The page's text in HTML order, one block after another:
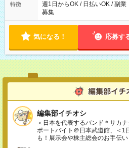
特徴
週1日からOK / 日払いOK / 副
募集
気になる！ 応募す
編集部イチオシ
＜日本を代表するバンド＊サカ
ポートバイト＠日本武道館、＜1
も！展示会や株主総会のお手伝